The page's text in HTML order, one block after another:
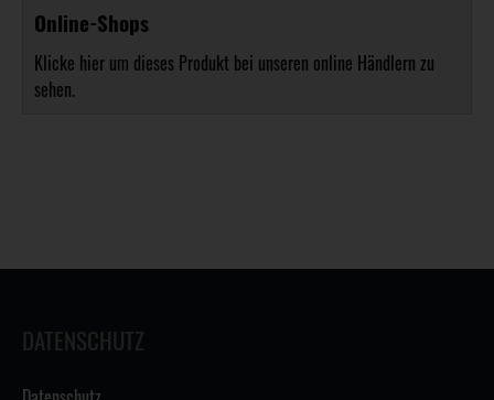
Online-Shops
Klicke hier um dieses Produkt bei unseren online Händlern zu
sehen.
DATENSCHUTZ